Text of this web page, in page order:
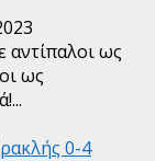
ως
ως
0-4